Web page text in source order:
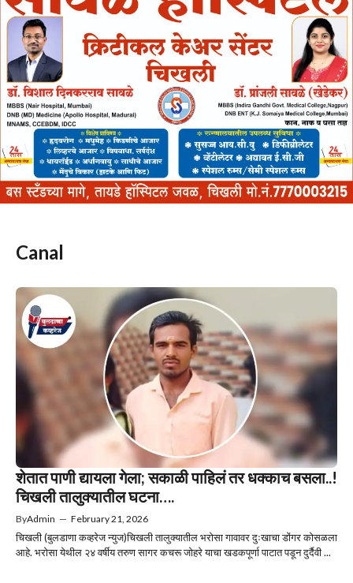
Canal
शेतात पाणी द्यायला गेला; सकाळी पाहिलं तर धक्काच बसला..!
चिखली तालुक्यातील घटना….
ByAdmin — February 21, 2026
चिखली (बुलडाणा कव्हरेज न्युज)चिखली तालुक्यातील भरोसा गावावर दुःखाचा डोंगर कोसळला
आहे. भरोसा येथील २४ वर्षीय तरुण सागर कचरू जोहरे याचा खडकपूर्णा पाटात पडून दुर्दैवी ...